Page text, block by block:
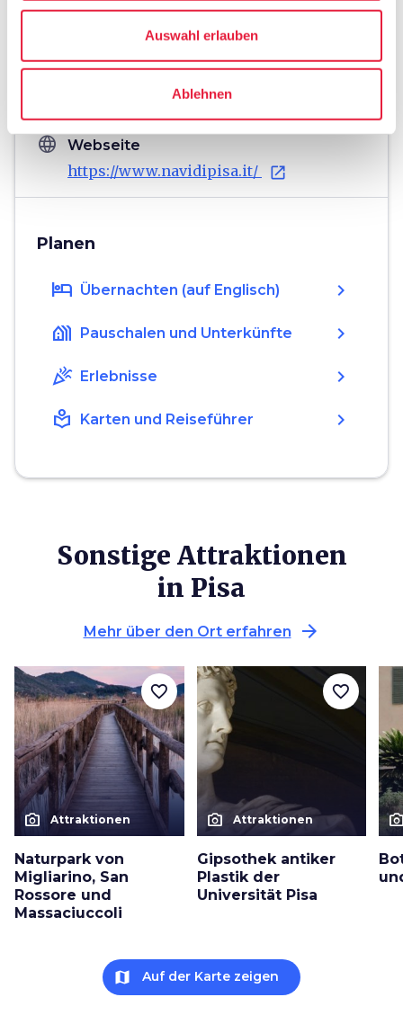
Auswahl erlauben
Ablehnen
Hinweise
Arsenali Medicei
Arsenali Medicei Pisa, Lungarno Ranieri
language Webseite
https://www.navidipisa.it/ open_in_new
Planen
hotel Übernachten (auf Englisch) chevron_right
holiday_village Pauschalen und Unterkünfte chevron_right
celebration Erlebnisse chevron_right
local_library Karten und Reiseführer chevron_right
Sonstige Attraktionen
in Pisa
Mehr über den Ort erfahren arrow_forward
photo_camera Attraktionen
Naturpark von
Migliarino, San
Rossore und
Massaciuccoli
favorite_border
photo_camera Attraktionen
Gipsothek antiker
Plastik der
Universität Pisa
favorite_border
map Auf der Karte zeigen